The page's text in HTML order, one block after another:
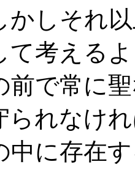
かしそれ
て考える
前で常に
られなけ
中に存在